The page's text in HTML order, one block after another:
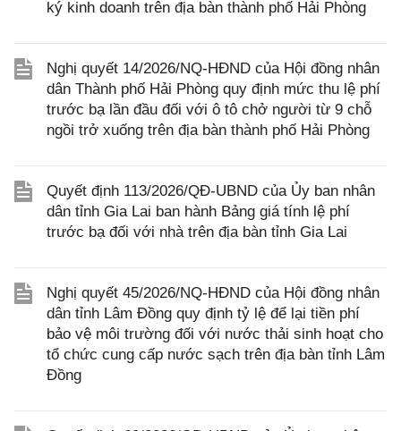
ký kinh doanh trên địa bàn thành phố Hải Phòng
Nghị quyết 14/2026/NQ-HĐND của Hội đồng nhân
dân Thành phố Hải Phòng quy định mức thu lệ phí
trước bạ lần đầu đối với ô tô chở người từ 9 chỗ
ngồi trở xuống trên địa bàn thành phố Hải Phòng
Quyết định 113/2026/QĐ-UBND của Ủy ban nhân
dân tỉnh Gia Lai ban hành Bảng giá tính lệ phí
trước bạ đối với nhà trên địa bàn tỉnh Gia Lai
Nghị quyết 45/2026/NQ-HĐND của Hội đồng nhân
dân tỉnh Lâm Đồng quy định tỷ lệ để lại tiền phí
bảo vệ môi trường đối với nước thải sinh hoạt cho
tổ chức cung cấp nước sạch trên địa bàn tỉnh Lâm
Đồng